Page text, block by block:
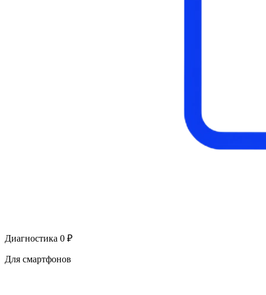
Диагностика 0 ₽
Для смартфонов